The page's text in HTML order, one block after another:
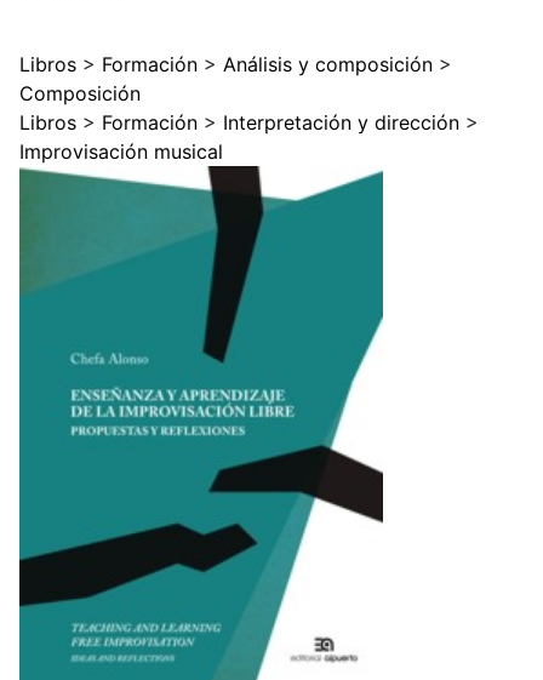
Libros > Formación > Análisis y composición >
Composición
Libros > Formación > Interpretación y dirección >
Improvisación musical